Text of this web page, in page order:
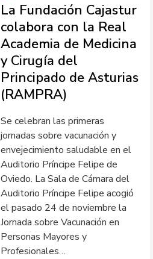
La Fundación Cajastur
colabora con la Real
Academia de Medicina
y Cirugía del
Principado de Asturias
(RAMPRA)
Se celebran las primeras
jornadas sobre vacunación y
envejecimiento saludable en el
Auditorio Príncipe Felipe de
Oviedo. La Sala de Cámara del
Auditorio Príncipe Felipe acogió
el pasado 24 de noviembre la
Jornada sobre Vacunación en
Personas Mayores y
Profesionales…